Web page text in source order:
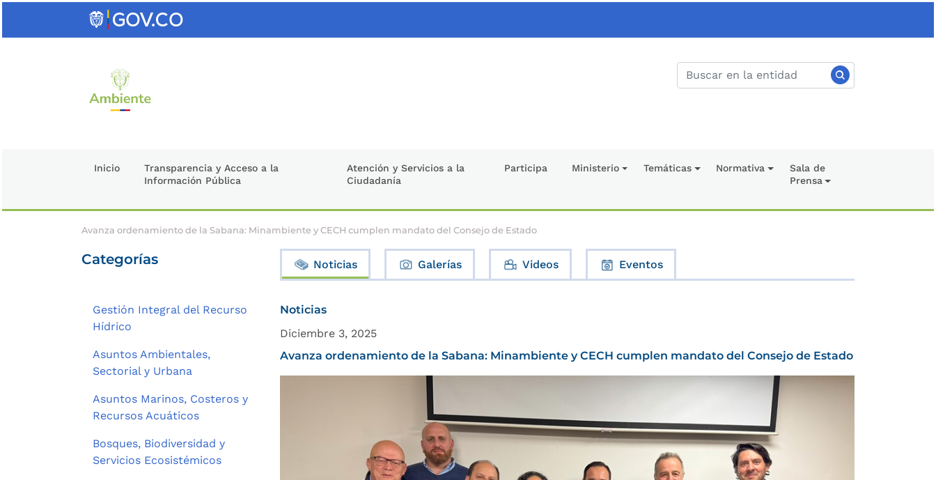
Inicio
Transparencia y Acceso a la
Información Pública
Atención y Servicios a la
Ciudadanía
Participa Ministerio Temáticas Normativa
Sala de
Prensa
Avanza ordenamiento de la Sabana: Minambiente y CECH cumplen mandato del Consejo de Estado
Categorías
Gestión Integral del Recurso
Hídrico
Asuntos Ambientales,
Sectorial y Urbana
Asuntos Marinos, Costeros y
Recursos Acuáticos
Bosques, Biodiversidad y
Servicios Ecosistémicos
Noticias Galerías Videos Eventos
Noticias
Diciembre 3, 2025
Avanza ordenamiento de la Sabana: Minambiente y CECH cumplen mandato del Consejo de Estado